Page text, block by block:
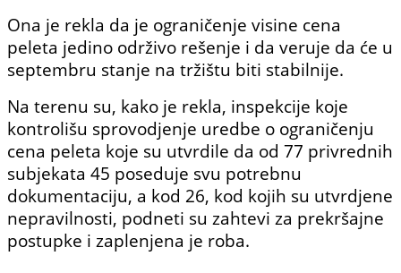
Ona je rekla da je ograničenje visine cena
peleta jedino održivo rešenje i da veruje da će u
septembru stanje na tržištu biti stabilnije.
Na terenu su, kako je rekla, inspekcije koje
kontrolišu sprovodjenje uredbe o ograničenju
cena peleta koje su utvrdile da od 77 privrednih
subjekata 45 poseduje svu potrebnu
dokumentaciju, a kod 26, kod kojih su utvrdjene
nepravilnosti, podneti su zahtevi za prekršajne
postupke i zaplenjena je roba.